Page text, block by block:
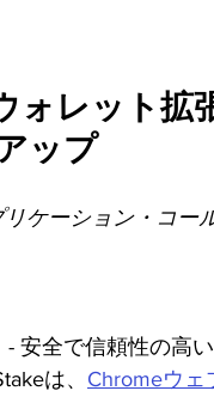
ォレット拡
ップ
ケーション・コー
安全で信頼性の高
は、 Chromeウェ